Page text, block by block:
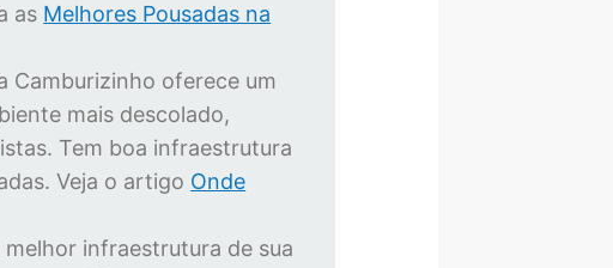
as Melhores Pousadas na
Camburizinho oferece um
mais descolado,
Tem boa infraestrutura
Veja o artigo Onde
melhor infraestrutura de sua